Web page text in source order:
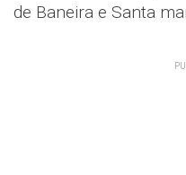
de Baneira e Santa